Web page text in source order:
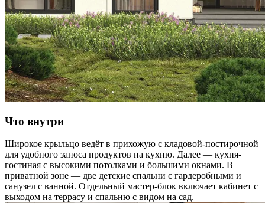
Что внутри
Широкое крыльцо ведёт в прихожую с кладовой-постирочной
для удобного заноса продуктов на кухню. Далее — кухня-
гостиная с высокими потолками и большими окнами. В
приватной зоне — две детские спальни с гардеробными и
санузел с ванной. Отдельный мастер-блок включает кабинет с
выходом на террасу и спальню с видом на сад.